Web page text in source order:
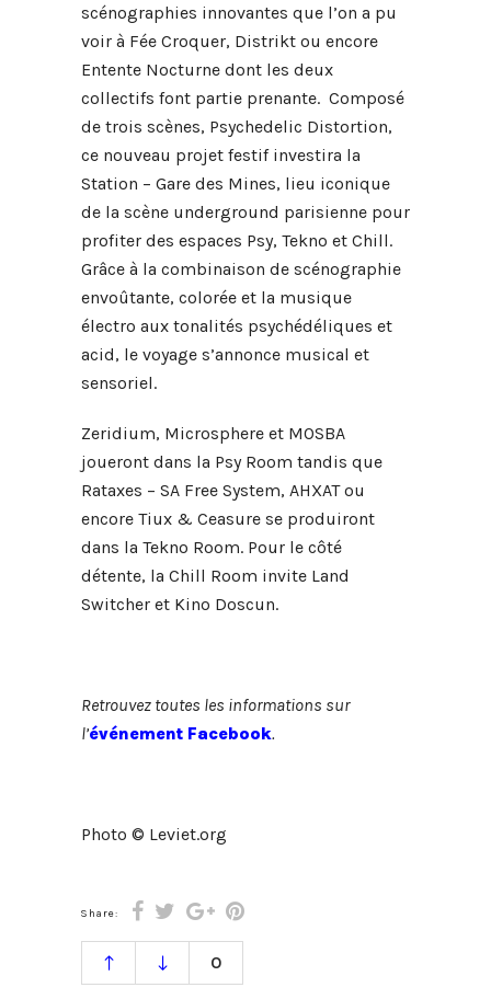
scénographies innovantes que l’on a pu
voir à Fée Croquer, Distrikt ou encore
Entente Nocturne dont les deux
collectifs font partie prenante. Composé
de trois scènes, Psychedelic Distortion,
ce nouveau projet festif investira la
Station – Gare des Mines, lieu iconique
de la scène underground parisienne pour
profiter des espaces Psy, Tekno et Chill.
Grâce à la combinaison de scénographie
envoûtante, colorée et la musique
électro aux tonalités psychédéliques et
acid, le voyage s’annonce musical et
sensoriel.
Zeridium, Microsphere et MOSBA
joueront dans la Psy Room tandis que
Rataxes – SA Free System, AHXAT ou
encore Tiux & Ceasure se produiront
dans la Tekno Room. Pour le côté
détente, la Chill Room invite Land
Switcher et Kino Doscun.
Retrouvez toutes les informations sur
l’événement Facebook.
Photo © Leviet.org
Share:
0